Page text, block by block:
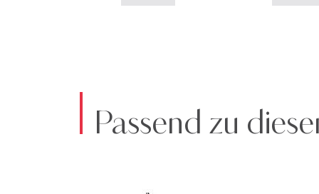
Passend zu